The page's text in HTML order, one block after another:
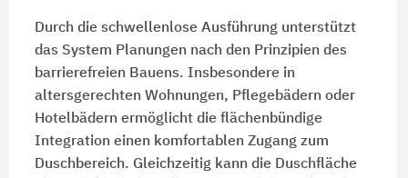
Durch die schwellenlose Ausführung unterstützt
das System Planungen nach den Prinzipien des
barrierefreien Bauens. Insbesondere in
altersgerechten Wohnungen, Pflegebädern oder
Hotelbädern ermöglicht die flächenbündige
Integration einen komfortablen Zugang zum
Duschbereich. Gleichzeitig kann die Duschfläche